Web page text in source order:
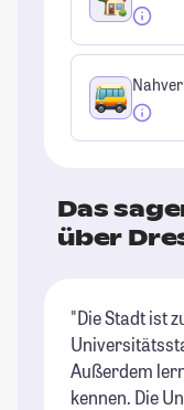
Das
über
"Die Stadt ist
Außerdem
kennen. Die